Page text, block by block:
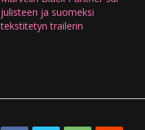
julisteen ja suomeksi
tekstitetyn trailerin